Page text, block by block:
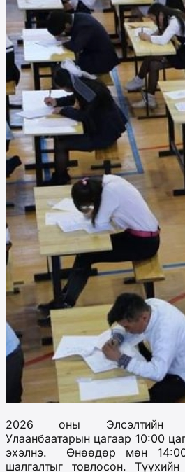
2026 оны Элсэлтийн
Улаанбаатарын цагаар 10:00
эхэлнэ. Өнөөдөр мөн
шалгалтыг товлосон.